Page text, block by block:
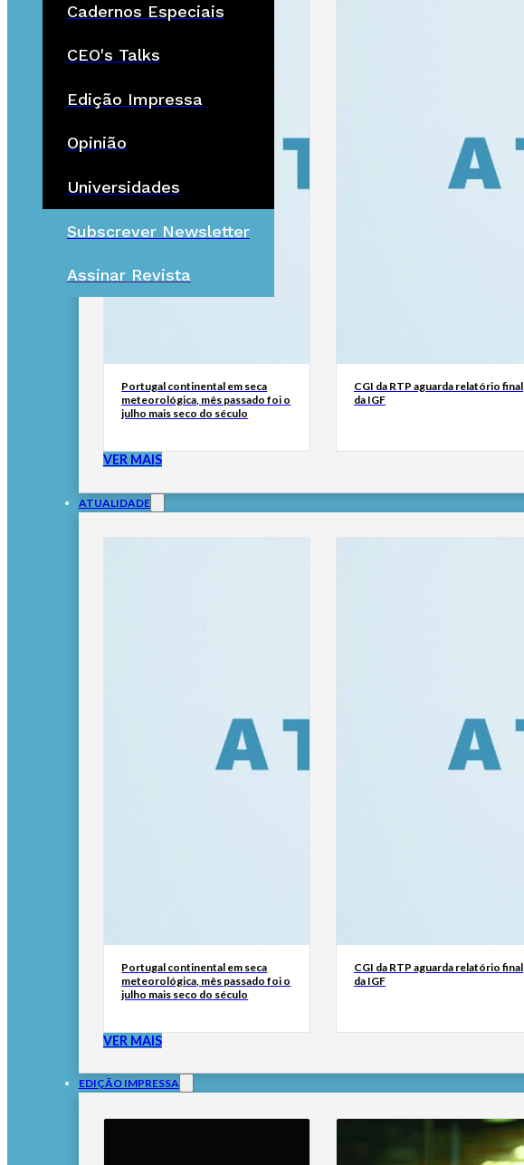
Cadernos Especiais
CEO's Talks
Edição Impressa
Opinião
Universidades
Subscrever Newsletter
Assinar Revista
Portugal continental em seca
meteorológica, mês passado foi o
julho mais seco do século
CGI da RTP aguarda relatório final
da IGF
VER MAIS
ATUALIDADE
Portugal continental em seca
meteorológica, mês passado foi o
julho mais seco do século
CGI da RTP aguarda relatório final
da IGF
VER MAIS
EDIÇÃO IMPRESSA